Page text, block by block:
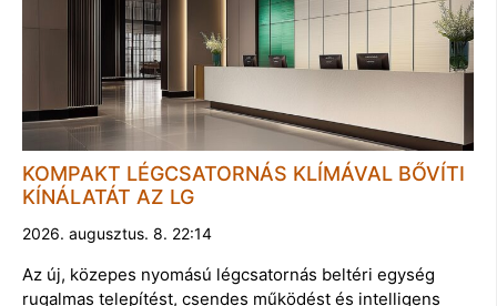
KOMPAKT LÉGCSATORNÁS KLÍMÁVAL BŐVÍTI
KÍNÁLATÁT AZ LG
2026. augusztus. 8. 22:14
Az új, közepes nyomású légcsatornás beltéri egység
rugalmas telepítést, csendes működést és intelligens